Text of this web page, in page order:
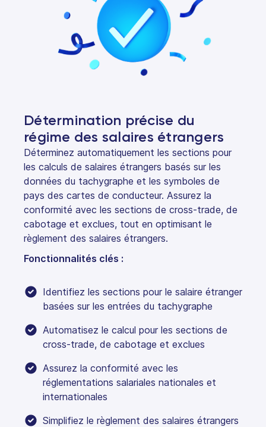
Détermination précise du
régime des salaires étrangers
Déterminez automatiquement les sections pour
les calculs de salaires étrangers basés sur les
données du tachygraphe et les symboles de
pays des cartes de conducteur. Assurez la
conformité avec les sections de cross-trade, de
cabotage et exclues, tout en optimisant le
règlement des salaires étrangers.
Fonctionnalités clés :
Identifiez les sections pour le salaire étranger
basées sur les entrées du tachygraphe
Automatisez le calcul pour les sections de
cross-trade, de cabotage et exclues
Assurez la conformité avec les
réglementations salariales nationales et
internationales
Simplifiez le règlement des salaires étrangers